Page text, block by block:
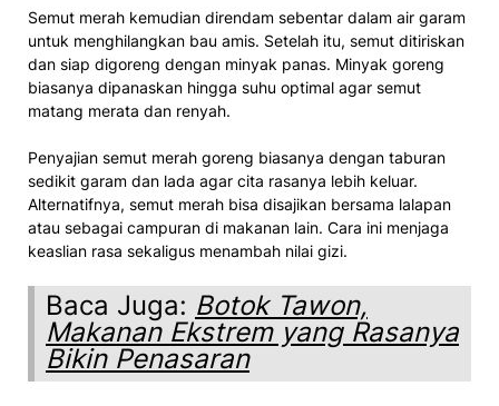
Semut merah kemudian direndam sebentar dalam air garam
untuk menghilangkan bau amis. Setelah itu, semut ditiriskan
dan siap digoreng dengan minyak panas. Minyak goreng
biasanya dipanaskan hingga suhu optimal agar semut
matang merata dan renyah.
Penyajian semut merah goreng biasanya dengan taburan
sedikit garam dan lada agar cita rasanya lebih keluar.
Alternatifnya, semut merah bisa disajikan bersama lalapan
atau sebagai campuran di makanan lain. Cara ini menjaga
keaslian rasa sekaligus menambah nilai gizi.
Baca Juga: Botok Tawon,
Makanan Ekstrem yang Rasanya
Bikin Penasaran